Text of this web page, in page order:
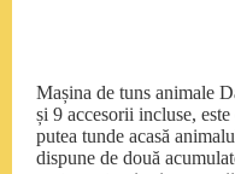
Mașina de tuns animale
și 9 accesorii incluse,
putea tunde acasă
dispune de două